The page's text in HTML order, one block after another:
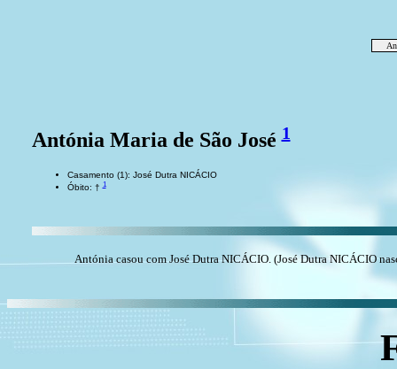
Antónia Maria de São José1
Casamento (1): José Dutra NICÁCIO
Óbito: †1
Antónia casou com José Dutra NICÁCIO. (José Dutra NICÁCIO